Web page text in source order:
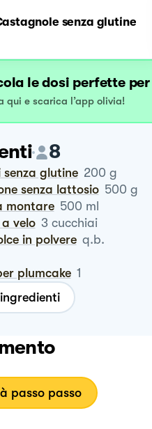
senza glutine
le dosi perfette
qui e scarica l’app olivia!
8
senza glutine 200 g
senza lattosio 500 g
montare 500 ml
a velo 3 cucchiai
in polvere q.b.
plumcake 1
passo passo